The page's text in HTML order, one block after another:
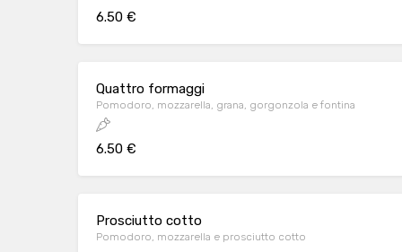
6.50 €
Quattro formaggi
Pomodoro, mozzarella, grana, gorgonzola e fontina
6.50 €
Prosciutto cotto
Pomodoro, mozzarella e prosciutto cotto